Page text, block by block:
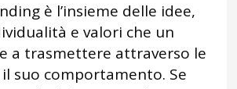
è l’insieme delle idee,
e valori che un
a trasmettere attraverso le
suo comportamento. Se